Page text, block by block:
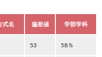
式名 偏差値 学部学科
53 58％